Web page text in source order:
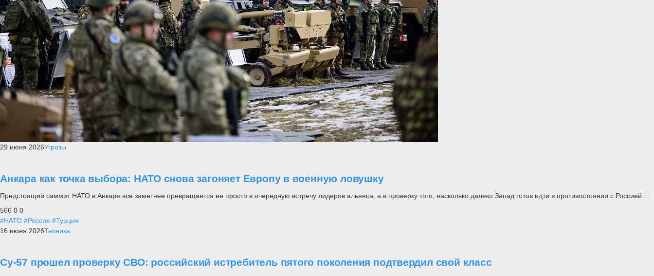
29 июня 2026Угрозы
Анкара как точка выбора: НАТО снова загоняет Европу в военную ловушку
Предстоящий саммит НАТО в Анкаре все заметнее превращается не просто в очередную встречу лидеров альянса, а в проверку того, насколько далеко Запад готов идти в противостоянии с Россией....
566 0 0
#НАТО #Россия #Турция
16 июня 2026Техника
Су-57 прошел проверку СВО: российский истребитель пятого поколения подтвердил свой класс